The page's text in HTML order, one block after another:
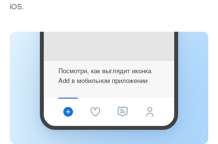
iOS.
Посмотри, как выглядит иконка
Add в мобильном приложении